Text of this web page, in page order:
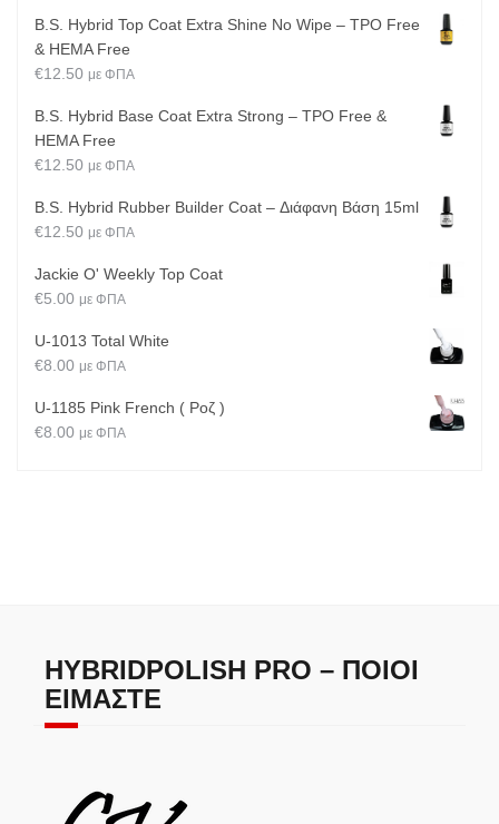
B.S. Hybrid Top Coat Extra Shine No Wipe – TPO Free
& HEMA Free
€12.50 με ΦΠΑ
B.S. Hybrid Base Coat Extra Strong – TPO Free &
HEMA Free
€12.50 με ΦΠΑ
B.S. Hybrid Rubber Builder Coat – Διάφανη Βάση 15ml
€12.50 με ΦΠΑ
Jackie O' Weekly Top Coat
€5.00 με ΦΠΑ
U-1013 Total White
€8.00 με ΦΠΑ
U-1185 Pink French ( Ροζ )
€8.00 με ΦΠΑ
HYBRIDPOLISH PRO – ΠΟΙΟΙ
ΕΊΜΑΣΤΕ